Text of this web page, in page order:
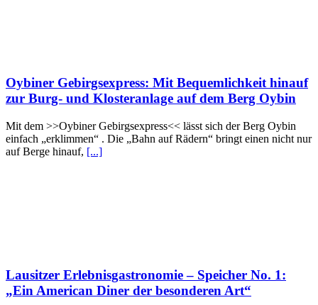
Oybiner Gebirgsexpress: Mit Bequemlichkeit hinauf
zur Burg- und Klosteranlage auf dem Berg Oybin
Mit dem >>Oybiner Gebirgsexpress<< lässt sich der Berg Oybin
einfach „erklimmen“ . Die „Bahn auf Rädern“ bringt einen nicht nur
auf Berge hinauf, [...]
Lausitzer Erlebnisgastronomie – Speicher No. 1:
„Ein American Diner der besonderen Art“